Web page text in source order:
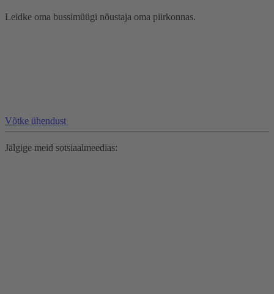
Leidke oma bussimüügi nõustaja oma piirkonnas.
Võtke ühendust
Jälgige meid sotsiaalmeedias: